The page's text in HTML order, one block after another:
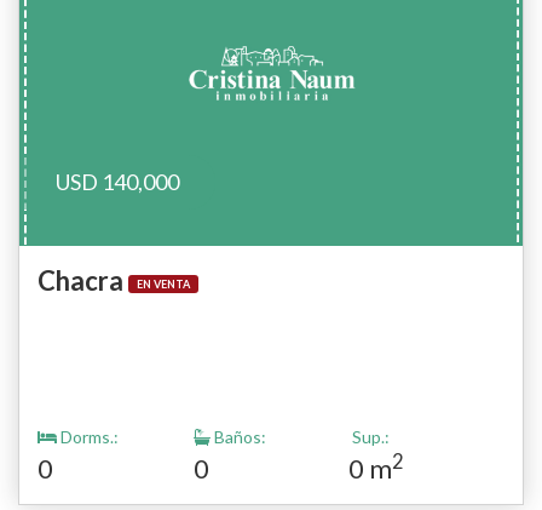
USD 140,000
Chacra EN VENTA
Dorms.:
0
Baños:
0
Sup.:
0 m2